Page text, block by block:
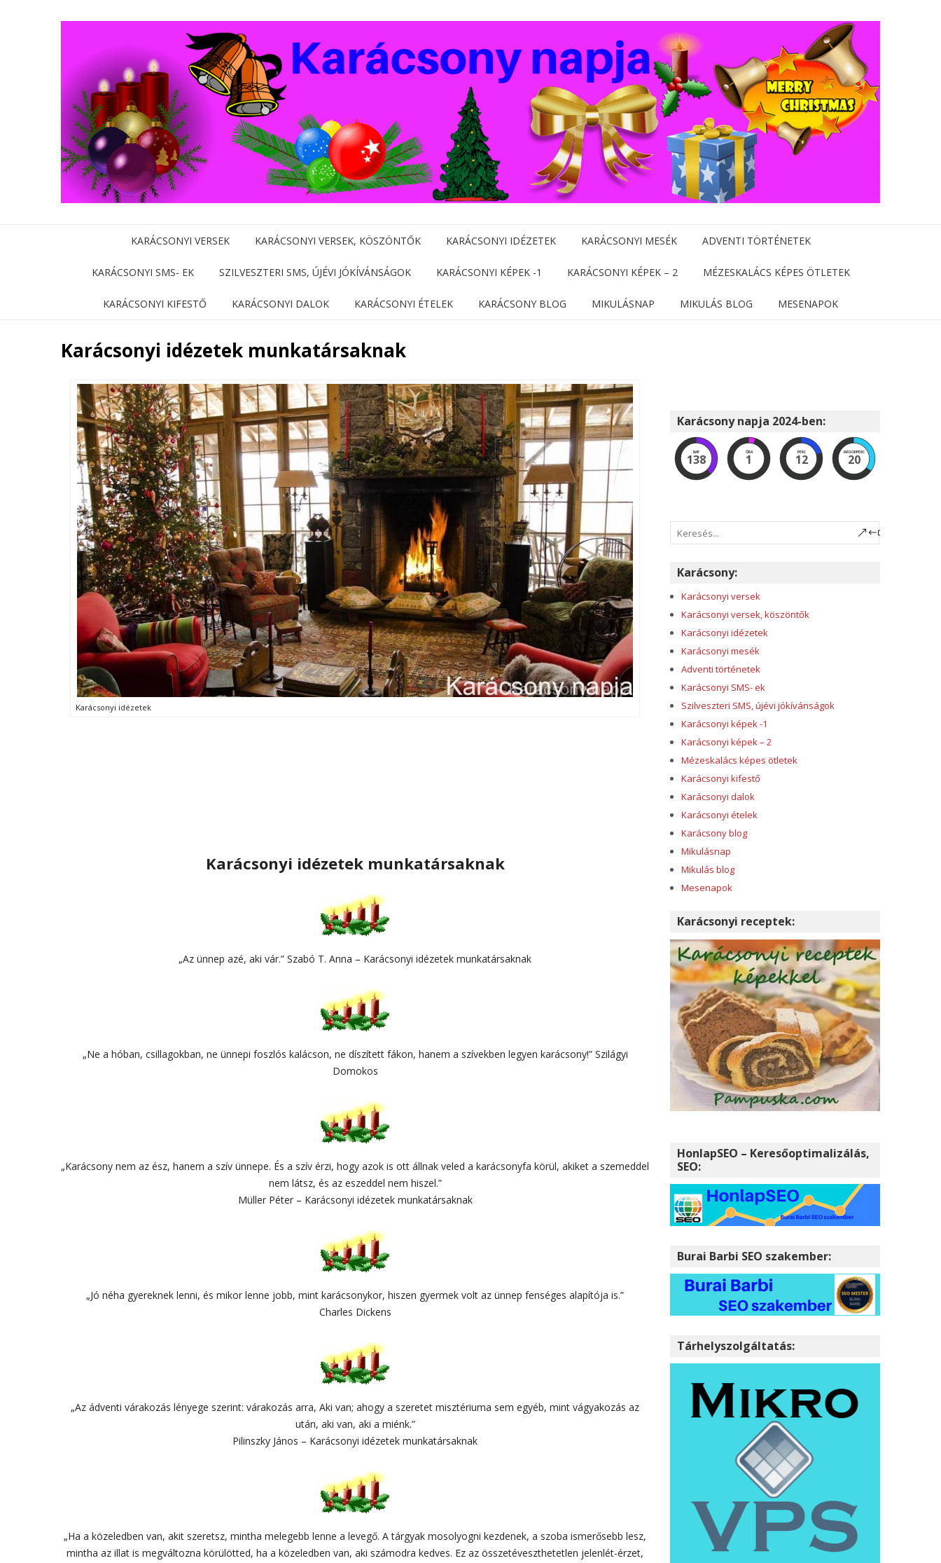
KARÁCSONYI VERSEK KARÁCSONYI VERSEK, KÖSZÖNTŐK KARÁCSONYI IDÉZETEK KARÁCSONYI MESÉK ADVENTI TÖRTÉNETEK
KARÁCSONYI SMS- EK SZILVESZTERI SMS, ÚJÉVI JÓKÍVÁNSÁGOK KARÁCSONYI KÉPEK -1 KARÁCSONYI KÉPEK – 2 MÉZESKALÁCS KÉPES ÖTLETEK
KARÁCSONYI KIFESTŐ KARÁCSONYI DALOK KARÁCSONYI ÉTELEK KARÁCSONY BLOG MIKULÁSNAP MIKULÁS BLOG MESENAPOK
Karácsonyi idézetek munkatársaknak
Karácsonyi idézetek
Karácsonyi idézetek munkatársaknak
„Az ünnep azé, aki vár.” Szabó T. Anna – Karácsonyi idézetek munkatársaknak
„Ne a hóban, csillagokban, ne ünnepi foszlós kalácson, ne díszített fákon, hanem a szívekben legyen karácsony!” Szilágyi
Domokos
„Karácsony nem az ész, hanem a szív ünnepe. És a szív érzi, hogy azok is ott állnak veled a karácsonyfa körül, akiket a szemeddel
nem látsz, és az eszeddel nem hiszel.”
Müller Péter – Karácsonyi idézetek munkatársaknak
„Jó néha gyereknek lenni, és mikor lenne jobb, mint karácsonykor, hiszen gyermek volt az ünnep fenséges alapítója is.”
Charles Dickens
„Az ádventi várakozás lényege szerint: várakozás arra, Aki van; ahogy a szeretet misztériuma sem egyéb, mint vágyakozás az
után, aki van, aki a miénk.”
Pilinszky János – Karácsonyi idézetek munkatársaknak
„Ha a közeledben van, akit szeretsz, mintha melegebb lenne a levegő. A tárgyak mosolyogni kezdenek, a szoba ismerősebb lesz,
mintha az illat is megváltozna körülötted, ha a közeledben van, aki számodra kedves. Ez az összetéveszthetetlen jelenlét-érzet,
Karácsony napja 2024-ben:
NAP
138
ÓRA
1
PERC
12
MÁSODPERC
19
Karácsony:
Karácsonyi versek
Karácsonyi versek, köszöntők
Karácsonyi idézetek
Karácsonyi mesék
Adventi történetek
Karácsonyi SMS- ek
Szilveszteri SMS, újévi jókívánságok
Karácsonyi képek -1
Karácsonyi képek – 2
Mézeskalács képes ötletek
Karácsonyi kifestő
Karácsonyi dalok
Karácsonyi ételek
Karácsony blog
Mikulásnap
Mikulás blog
Mesenapok
Karácsonyi receptek:
HonlapSEO – Keresőoptimalizálás,
SEO:
Burai Barbi SEO szakember:
Tárhelyszolgáltatás: